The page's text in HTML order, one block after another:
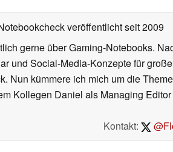
veröffentlichtseit 2009
gerne über Gaming-Notebooks.
und Social-Media-Konzepte für
Nun kümmere ich mich um die
Kollegen Daniel als Managing
Kontakt: